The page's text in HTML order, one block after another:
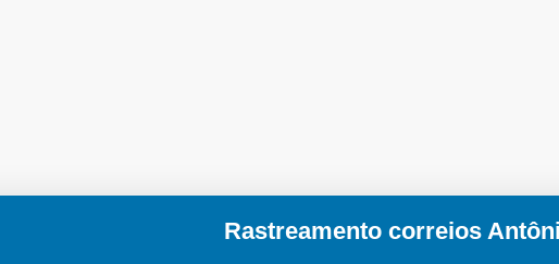
Rastreamento correios